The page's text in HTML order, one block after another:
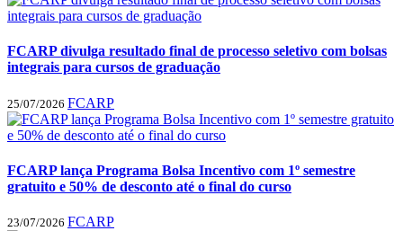
FCARP divulga resultado final de processo seletivo com bolsas
integrais para cursos de graduação
25/07/2026 FCARP
FCARP lança Programa Bolsa Incentivo com 1º semestre
gratuito e 50% de desconto até o final do curso
23/07/2026 FCARP